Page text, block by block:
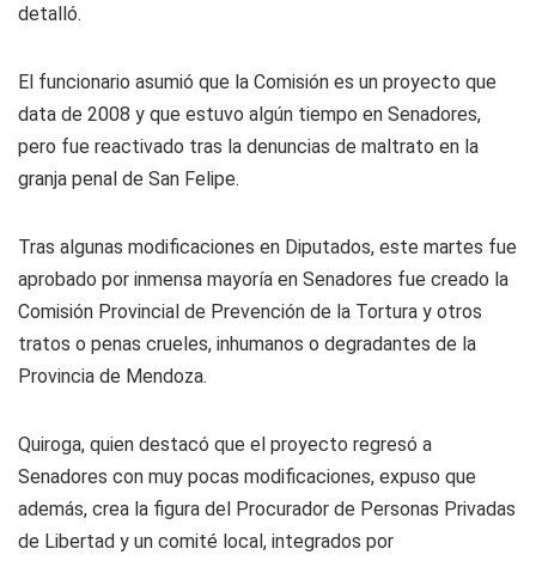
detalló.
El funcionario asumió que la Comisión es un proyecto que
data de 2008 y que estuvo algún tiempo en Senadores,
pero fue reactivado tras la denuncias de maltrato en la
granja penal de San Felipe.
Tras algunas modificaciones en Diputados, este martes fue
aprobado por inmensa mayoría en Senadores fue creado la
Comisión Provincial de Prevención de la Tortura y otros
tratos o penas crueles, inhumanos o degradantes de la
Provincia de Mendoza.
Quiroga, quien destacó que el proyecto regresó a
Senadores con muy pocas modificaciones, expuso que
además, crea la figura del Procurador de Personas Privadas
de Libertad y un comité local, integrados por